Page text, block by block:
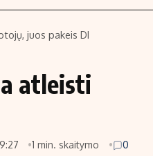
Būsto finansai
juos pakeis DI
atleisti
1 min. skaitymo 0